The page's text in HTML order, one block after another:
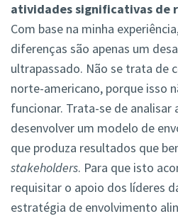
atividades significativas de
Com base na minha
diferenças são apenas um
ultrapassado. Não se trata de
norte-americano, porque isso
funcionar. Trata-se de analisar
desenvolver um modelo de
que produza resultados que
stakeholders. Para que isto
requisitar o apoio dos líderes
estratégia de envolvimento